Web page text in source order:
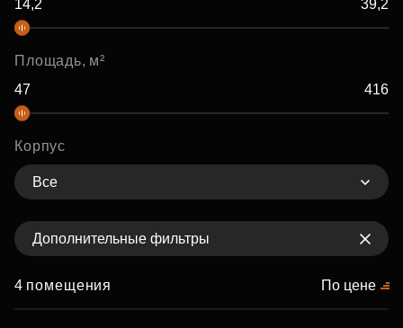
Площадь, м²
Корпус
Все
Дополнительные фильтры
4 помещения По цене